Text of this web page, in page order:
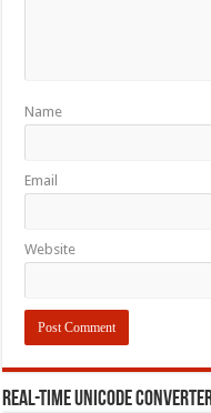
Name
Email
Website
REAL-TIME UNICODE